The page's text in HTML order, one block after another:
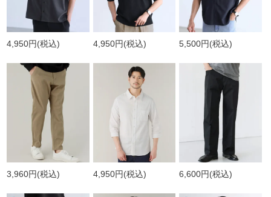
4,950円(税込) 4,950円(税込) 5,500円(税込)
3,960円(税込) 4,950円(税込) 6,600円(税込)